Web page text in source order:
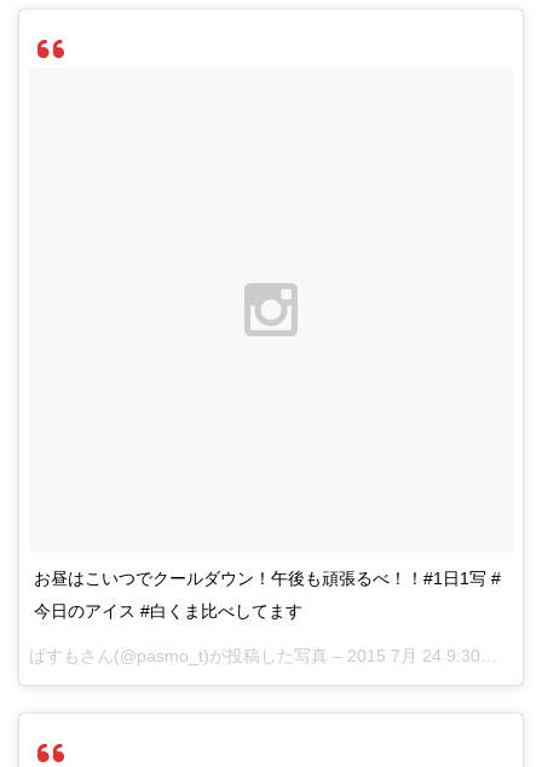
お昼はこいつでクールダウン！午後も頑張るべ！！#1日1写 #
今日のアイス #白くま比べしてます
ぱすもさん(@pasmo_t)が投稿した写真 – 2015 7月 24 9:30午後 PDT